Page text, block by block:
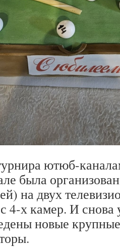
ютюб-
была
на двух
4-х камер. И
новые